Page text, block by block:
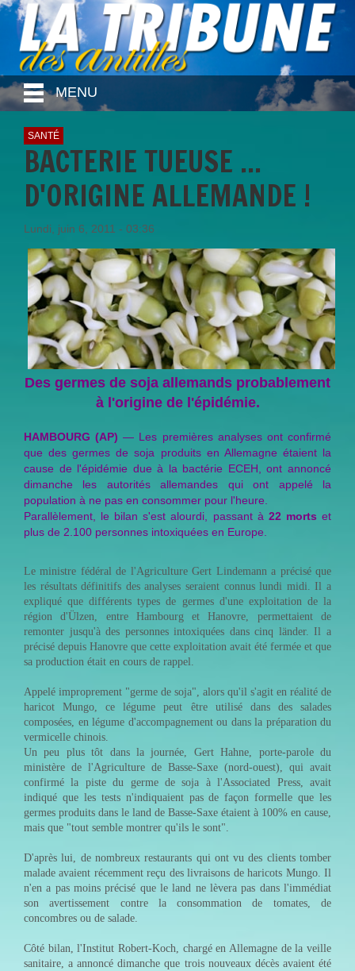
MENU
SANTÉ
BACTERIE TUEUSE ...
D'ORIGINE ALLEMANDE !
Lundi, juin 6, 2011 - 03:36
Des germes de soja allemands probablement
à l'origine de l'épidémie.
HAMBOURG (AP) — Les premières analyses ont confirmé
que des germes de soja produits en Allemagne étaient la
cause de l'épidémie due à la bactérie ECEH, ont annoncé
dimanche les autorités allemandes qui ont appelé la
population à ne pas en consommer pour l'heure.
Parallèlement, le bilan s'est alourdi, passant à 22 morts et
plus de 2.100 personnes intoxiquées en Europe.
Le ministre fédéral de l'Agriculture Gert Lindemann a précisé que
les résultats définitifs des analyses seraient connus lundi midi. Il a
expliqué que différents types de germes d'une exploitation de la
région d'Ülzen, entre Hambourg et Hanovre, permettaient de
remonter jusqu'à des personnes intoxiquées dans cinq länder. Il a
précisé depuis Hanovre que cette exploitation avait été fermée et que
sa production était en cours de rappel.
Appelé improprement "germe de soja", alors qu'il s'agit en réalité de
haricot Mungo, ce légume peut être utilisé dans des salades
composées, en légume d'accompagnement ou dans la préparation du
vermicelle chinois.
Un peu plus tôt dans la journée, Gert Hahne, porte-parole du
ministère de l'Agriculture de Basse-Saxe (nord-ouest), qui avait
confirmé la piste du germe de soja à l'Associated Press, avait
indiqué que les tests n'indiquaient pas de façon formelle que les
germes produits dans le land de Basse-Saxe étaient à 100% en cause,
mais que "tout semble montrer qu'ils le sont".
D'après lui, de nombreux restaurants qui ont vu des clients tomber
malade avaient récemment reçu des livraisons de haricots Mungo. Il
n'en a pas moins précisé que le land ne lèvera pas dans l'immédiat
son avertissement contre la consommation de tomates, de
concombres ou de salade.
Côté bilan, l'Institut Robert-Koch, chargé en Allemagne de la veille
sanitaire, a annoncé dimanche que trois nouveaux décès avaient été